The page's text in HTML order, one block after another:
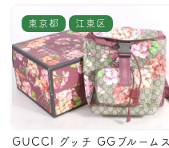
東京都 江東区
GUCCI グッチ GGブルームス